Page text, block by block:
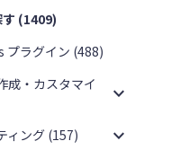
(1409)
プラグイン (488)
成・カスタマイ
expand_more
ィング (157) expand_more